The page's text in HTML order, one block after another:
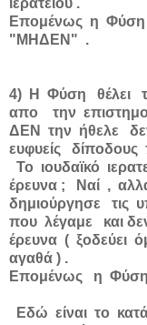
Επομένως η Φύση
"ΜΗΔΕΝ" .
4) Η Φύση θέλει
απο την
ΔΕΝ την ήθελε
ευφυείς δίποδους
Το ιουδαϊκό
έρευνα ; Ναί ,
δημιούργησε τις
που λέγαμε και
έρευνα ( ξοδεύει
αγαθά ) .
Επομένως η
Εδώ είναι το